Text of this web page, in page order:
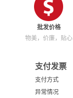
批发价格
物美，价廉，贴心
支付发票
支付方式
异常情况